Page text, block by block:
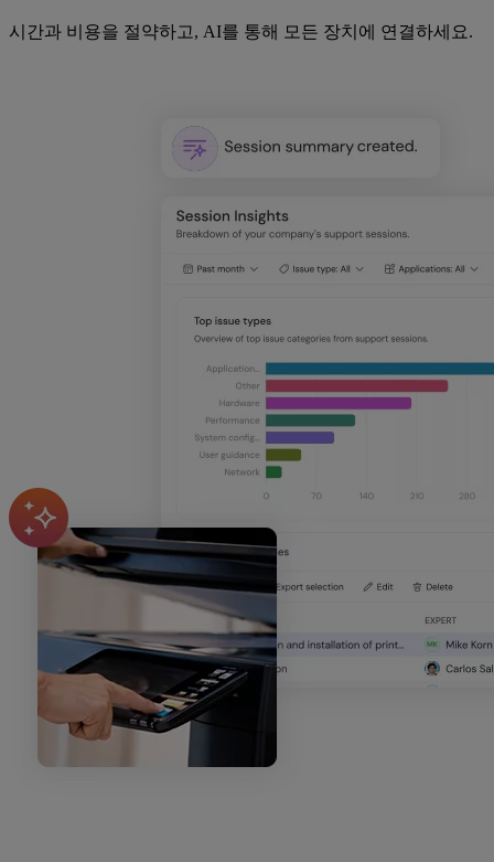
시간과 비용을 절약하고, AI를 통해 모든 장치에 연결하세요.